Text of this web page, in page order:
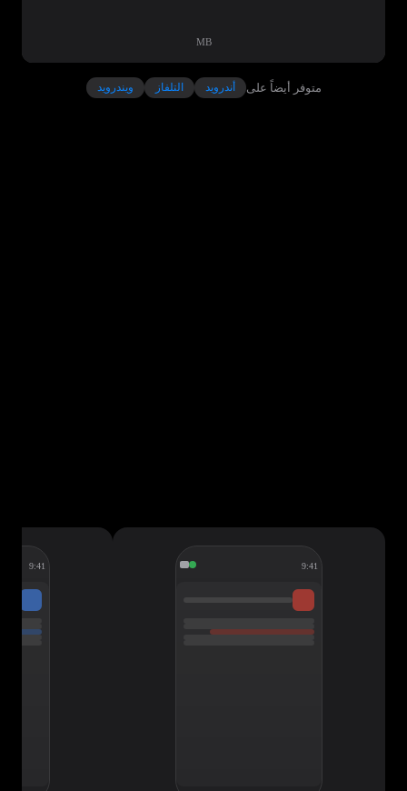
MB
متوفر أيضاً على أندرويد التلفاز ويندرويد
9:41
9:41